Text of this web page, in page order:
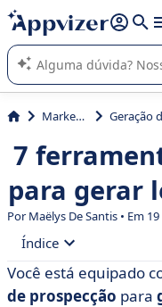
de nossa IA (várias linhas
A IA do Appvizer o orienta
SaaS para sua empresa.
Marketing
7
para gerar
PorMaëlys De Santis • Em
Índice
• Definição: o que é
Você está equipado
de prospecção para